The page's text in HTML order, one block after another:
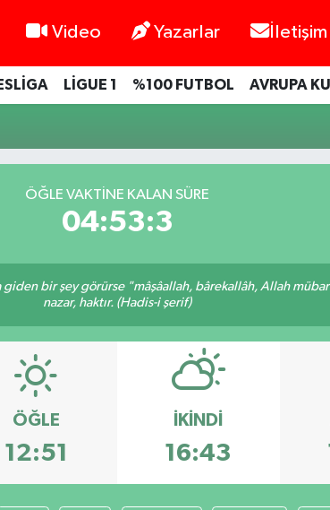
Video Yazarlar İletişim
LİGUE 1 %100 FUTBOL AVRUPA
ÖĞLE VAKTINE KALAN SÜRE
04:53:3
bir şey görürse "mâşâallah, bârekallâh, Allah
nazar, haktır. (Hadis-i şerif)
ÖĞLE
12:51
İKINDI
16:43